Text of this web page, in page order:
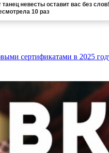
танец невесты оставит вас без слов!
10 раз
сертификатами в 2025